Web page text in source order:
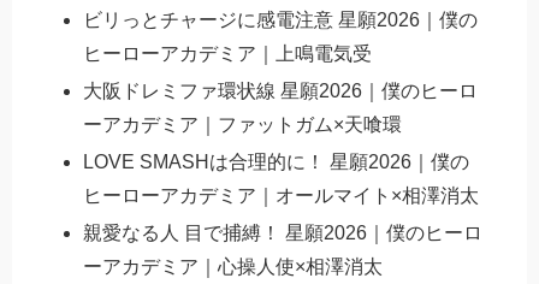
ビリっとチャージに感電注意 星願2026｜僕の
ヒーローアカデミア｜上鳴電気受
大阪ドレミファ環状線 星願2026｜僕のヒーロ
ーアカデミア｜ファットガム×天喰環
LOVE SMASHは合理的に！ 星願2026｜僕の
ヒーローアカデミア｜オールマイト×相澤消太
親愛なる人 目で捕縛！ 星願2026｜僕のヒーロ
ーアカデミア｜心操人使×相澤消太